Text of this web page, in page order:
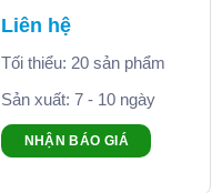
Liên hệ
Tối thiểu: 20 sản phẩm
Sản xuất: 7 - 10 ngày
NHẬN BÁO GIÁ